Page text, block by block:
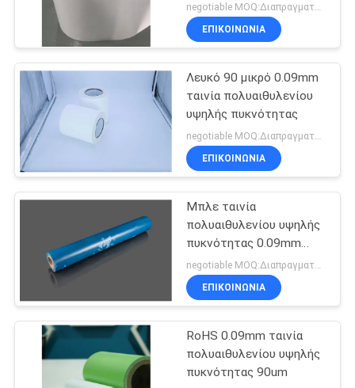
ΥΠΟΘΈΣΕΙΣ
ΜΠΛΟΓΚ
SITEMAP
ΠΟΛΙΤΙΚΉ
ΜΥΣΤΙΚΌΤΗΤΑΣ
negotiable MOQ:Διαπραγματεύσιμος
ΕΠΙΚΟΙΝΩΝΊΑ
Λευκό 90 μικρό 0.09mm
ταινία πολυαιθυλενίου
υψηλής πυκνότητας
ΕΠΙΚΟΙΝΩΝΊΑ
Μπλε ταινία
πολυαιθυλενίου υψηλής
πυκνότητας 0.09mm
90um
ΕΠΙΚΟΙΝΩΝΊΑ
RoHS 0.09mm ταινία
πολυαιθυλενίου υψηλής
πυκνότητας 90um